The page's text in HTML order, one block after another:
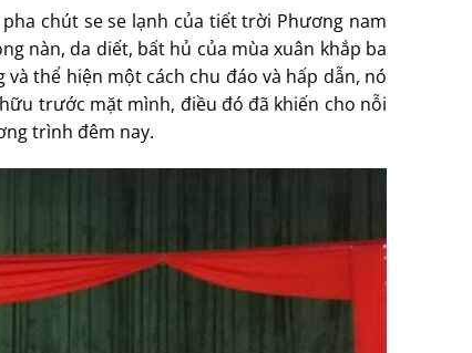
chút se se lạnh của tiết trời Phương nam
nàn, da diết, bất hủ của mùa xuân khắp ba
thể hiện một cách chu đáo và hấp dẫn, nó
trước mặt mình, điều đó đã khiến cho nỗi
trình đêm nay.